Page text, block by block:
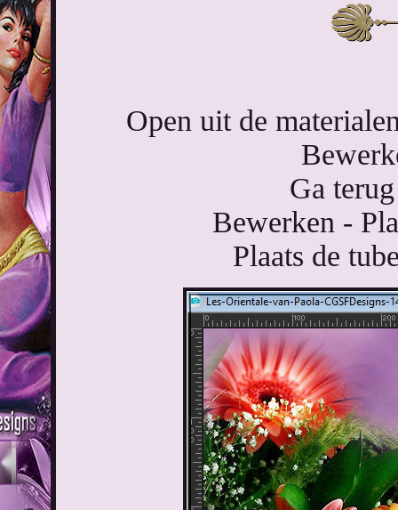
Open uit de
Ga
Bewerken -
Plaats de